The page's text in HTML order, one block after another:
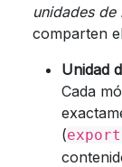
unidades de
comparten
Unidad
Cada
(export